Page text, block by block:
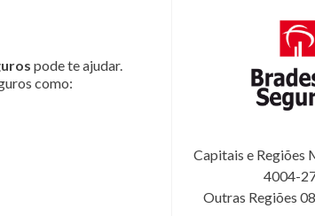
pode te ajudar.
como:
Capitais e Regiões
4004-
Outras Regiões